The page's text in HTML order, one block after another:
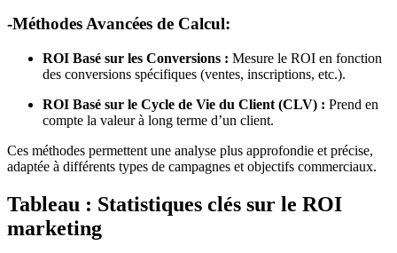
-Méthodes Avancées de Calcul:
ROI Basé sur les Conversions : Mesure le ROI en fonction
des conversions spécifiques (ventes, inscriptions, etc.).
ROI Basé sur le Cycle de Vie du Client (CLV) : Prend en
compte la valeur à long terme d’un client.
Ces méthodes permettent une analyse plus approfondie et précise,
adaptée à différents types de campagnes et objectifs commerciaux.
Tableau : Statistiques clés sur le ROI
marketing